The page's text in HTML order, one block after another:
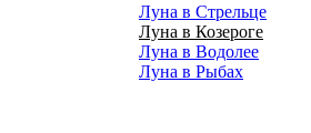
Луна в Стрельце
Луна в Козероге
Луна в Водолее
Луна в Рыбах